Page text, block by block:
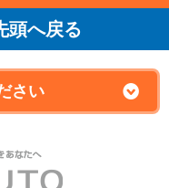
頭へ戻る